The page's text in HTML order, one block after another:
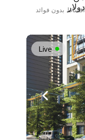
دولار
أقساط بدون فوائد
Live